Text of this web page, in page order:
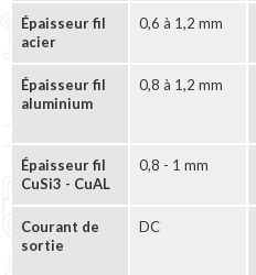
Épaisseur fil
acier
0,6 à 1,2 mm
Épaisseur fil
aluminium
0,8 à 1,2 mm
Épaisseur fil
CuSi3 - CuAL
0,8 - 1 mm
Courant de
sortie
DC